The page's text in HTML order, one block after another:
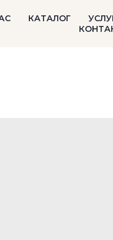
КАТАЛОГ